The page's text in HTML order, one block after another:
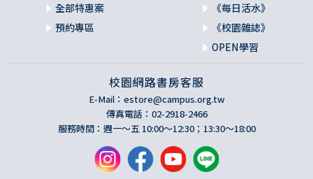
全部特惠案
預約專區
《每日活水》
《校園雜誌》
OPEN學習
校園網路書房客服
E-Mail： estore@campus.org.tw
傳真電話：02-2918-2466
服務時間：週一～五 10:00～12:30；13:30～18:00